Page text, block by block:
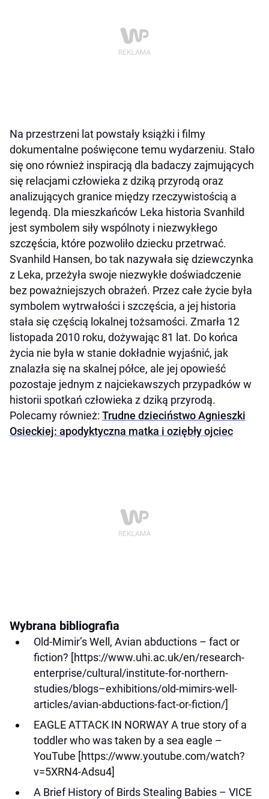
Na przestrzeni lat powstały książki i filmy
dokumentalne poświęcone temu wydarzeniu. Stało
się ono również inspiracją dla badaczy zajmujących
się relacjami człowieka z dziką przyrodą oraz
analizujących granice między rzeczywistością a
legendą. Dla mieszkańców Leka historia Svanhild
jest symbolem siły wspólnoty i niezwykłego
szczęścia, które pozwoliło dziecku przetrwać.
Svanhild Hansen, bo tak nazywała się dziewczynka
z Leka, przeżyła swoje niezwykłe doświadczenie
bez poważniejszych obrażeń. Przez całe życie była
symbolem wytrwałości i szczęścia, a jej historia
stała się częścią lokalnej tożsamości. Zmarła 12
listopada 2010 roku, dożywając 81 lat. Do końca
życia nie była w stanie dokładnie wyjaśnić, jak
znalazła się na skalnej półce, ale jej opowieść
pozostaje jednym z najciekawszych przypadków w
historii spotkań człowieka z dziką przyrodą.
Polecamy również: Trudne dzieciństwo Agnieszki
Osieckiej: apodyktyczna matka i oziębły ojciec
Wybrana bibliografia
Old-Mimir’s Well, Avian abductions – fact or
fiction? [https://www.uhi.ac.uk/en/research-
enterprise/cultural/institute-for-northern-
studies/blogs–exhibitions/old-mimirs-well-
articles/avian-abductions-fact-or-fiction/]
EAGLE ATTACK IN NORWAY A true story of a
toddler who was taken by a sea eagle –
YouTube [https://www.youtube.com/watch?
v=5XRN4-Adsu4]
A Brief History of Birds Stealing Babies – VICE